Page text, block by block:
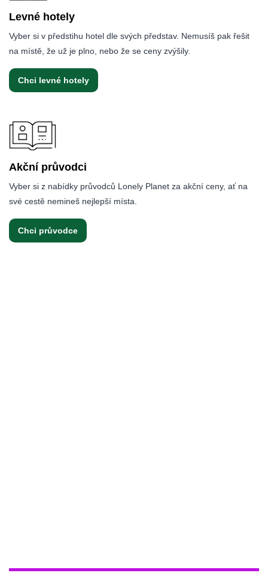
Levné hotely
Vyber si v předstihu hotel dle svých představ. Nemusíš pak řešit
na místě, že už je plno, nebo že se ceny zvýšily.
Chci levné hotely
Akční průvodci
Vyber si z nabídky průvodců Lonely Planet za akční ceny, ať na
své cestě nemineš nejlepší místa.
Chci průvodce